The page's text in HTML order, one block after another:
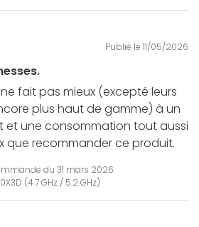
Publié le 11/05/2026
fait pas mieux (excepté leurs
plus haut de gamme) à un
et une consommation tout aussi
que recommander ce produit.
du 31 mars 2026
(4.7 GHz / 5.2 GHz)